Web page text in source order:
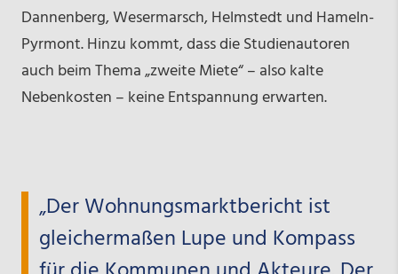
Dannenberg, Wesermarsch, Helmstedt und Hameln-
Pyrmont. Hinzu kommt, dass die Studienautoren
auch beim Thema „zweite Miete“ – also kalte
Nebenkosten – keine Entspannung erwarten.
„Der Wohnungsmarktbericht ist
gleichermaßen Lupe und Kompass